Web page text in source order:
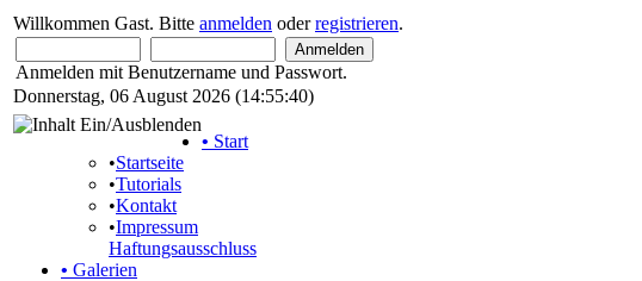
Willkommen Gast. Bitte anmelden oderregistrieren.
Anmelden mit Benutzername und Passwort.
Donnerstag, 06 August 2026 (14:55:40)
• Start
•Startseite
•Tutorials
•Kontakt
•Impressum
Haftungsausschluss
• Galerien